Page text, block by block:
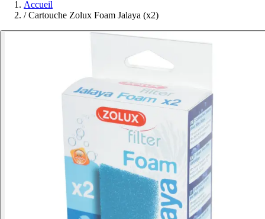
Accueil
/ Cartouche Zolux Foam Jalaya (x2)